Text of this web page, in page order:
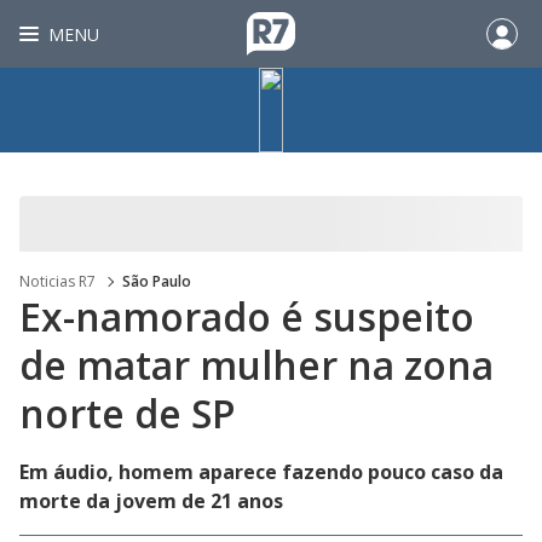
MENU
Noticias R7 São Paulo
Ex-namorado é suspeito
de matar mulher na zona
norte de SP
Em áudio, homem aparece fazendo pouco caso da
morte da jovem de 21 anos